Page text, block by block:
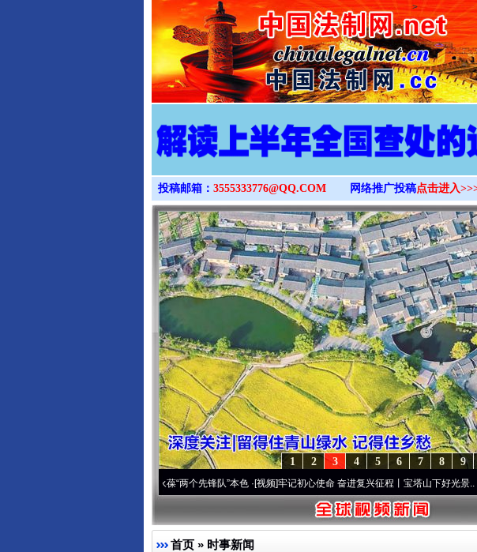
>
投稿邮箱： 3555333776@QQ.COM 网络推广投稿点击进入
9
8
7
6
5
4
3
2
1
永葆“两个先锋队”本色·[视频]牢记初心使命 奋进复兴征程丨宝塔山下好光景..·[视频]因
首页 » 时事新闻